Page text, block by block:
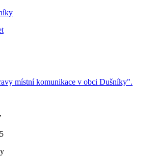
místní komunikace v obci Dušníky".